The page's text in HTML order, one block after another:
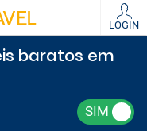
LOGIN
baratos em